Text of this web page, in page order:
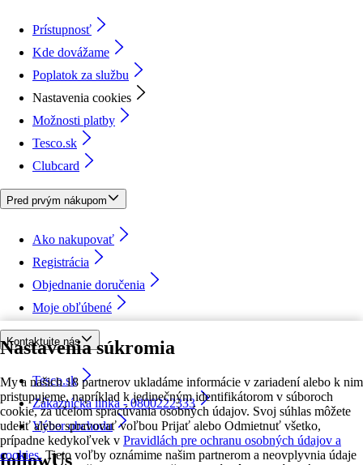
Nastavenia súkromia
My a našich 18 partnerov ukladáme informácie v zariadení alebo k nim
pristupujeme, napríklad k jedinečným identifikátorom v súboroch
cookie, za účelom spracúvania osobných údajov. Svoj súhlas môžete
udeliť alebo spravovať voľbou Prijať alebo Odmietnuť všetko,
prípadne kedykoľvek v Pravidlách pre ochranu osobných údajov a
cookies. Tieto voľby oznámime našim partnerom a neovplyvnia údaje
Prístupnosť
Kde dovážame
Poplatok za službu
Nastavenia cookies
Možnosti platby
Tesco.sk
Clubcard
Pred prvým nákupom
Ako nakupovať
Registrácia
Objednanie doručenia
Moje obľúbené
Kontaktujte nás
Tesco.sk
Zákaznícka linka - 0800222333
Výber obchodu
followUs